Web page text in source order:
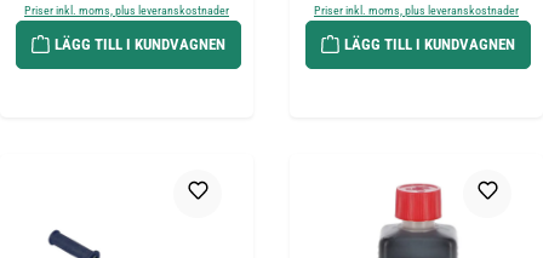
Priser inkl. moms, plus leveranskostnader
LÄGG TILL I KUNDVAGNEN
Priser inkl. moms, plus leveranskostnader
LÄGG TILL I KUNDVAGNEN